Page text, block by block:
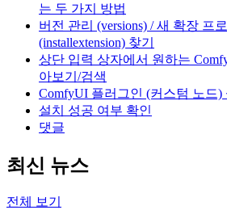
는 두 가지 방법
버전 관리 (versions) / 새 확장 프
(installextension) 찾기
상단 입력 상자에서 원하는
아보기/검색
ComfyUI 플러그인 (커스텀 노드)
설치 성공 여부 확인
댓글
최신 뉴스
전체 보기